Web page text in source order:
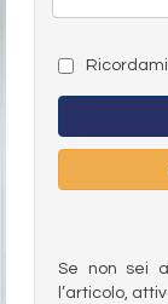
Ricordami
Se non sei
l’articolo,